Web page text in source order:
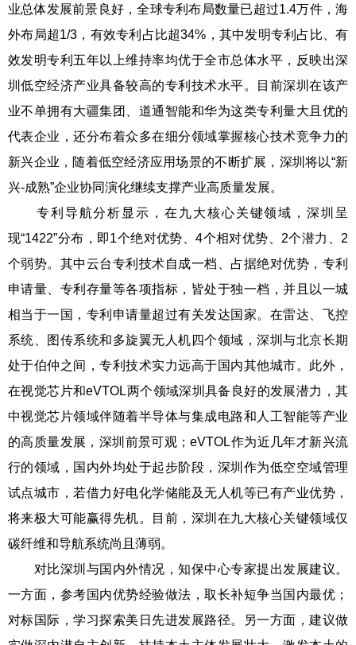
业总体发展前景良好，全球专利布局数量已超过1.4万件，海
外布局超1/3，有效专利占比超34%，其中发明专利占比、有
效发明专利五年以上维持率均优于全市总体水平，反映出深
圳低空经济产业具备较高的专利技术水平。目前深圳在该产
业不单拥有大疆集团、道通智能和华为这类专利量大且优的
代表企业，还分布着众多在细分领域掌握核心技术竞争力的
新兴企业，随着低空经济应用场景的不断扩展，深圳将以“新
兴-成熟”企业协同演化继续支撑产业高质量发展。
专利导航分析显示，在九大核心关键领域，深圳呈
现“1422”分布，即1个绝对优势、4个相对优势、2个潜力、2
个弱势。其中云台专利技术自成一档、占据绝对优势，专利
申请量、专利存量等各项指标，皆处于独一档，并且以一城
相当于一国，专利申请量超过有关发达国家。在雷达、飞控
系统、图传系统和多旋翼无人机四个领域，深圳与北京长期
处于伯仲之间，专利技术实力远高于国内其他城市。此外，
在视觉芯片和eVTOL两个领域深圳具备良好的发展潜力，其
中视觉芯片领域伴随着半导体与集成电路和人工智能等产业
的高质量发展，深圳前景可观；eVTOL作为近几年才新兴流
行的领域，国内外均处于起步阶段，深圳作为低空空域管理
试点城市，若借力好电化学储能及无人机等已有产业优势，
将来极大可能赢得先机。目前，深圳在九大核心关键领域仅
碳纤维和导航系统尚且薄弱。
对比深圳与国内外情况，知保中心专家提出发展建议。
一方面，参考国内优势经验做法，取长补短争当国内最优；
对标国际，学习探索美日先进发展路径。另一方面，建议做